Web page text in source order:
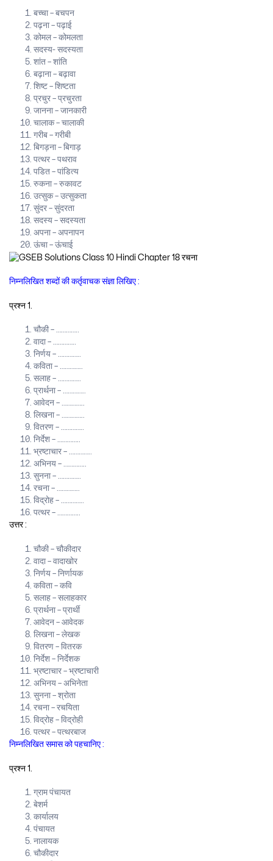
बच्चा – बचपन
पढ़ना – पढ़ाई
कोमल – कोमलता
सदस्य- सदस्यता
शांत – शांति
बढ़ाना – बढ़ावा
शिष्ट – शिष्टता
प्रचुर – प्रचुरता
जानना – जानकारी
चालाक – चालाकी
गरीब – गरीबी
बिगड़ना – बिगाड़
पत्थर – पथराव
पडित – पांडित्य
रुकना – रुकावट
उत्सुक – उत्सुकता
सुंदर – सुंदरता
सदस्य – सदस्यता
अपना – अपनापन
ऊंचा – ऊंचाई
निम्नलिखित शब्दों की कर्तृवाचक संज्ञा लिखिए :
प्रश्न 1.
चौकी – …………..
वादा – …………..
निर्णय – …………..
कविता – …………..
सलाह – …………..
प्रार्थना – …………..
आवेदन – …………..
लिखना – …………..
वितरण – …………..
निर्देश – …………..
भ्रष्टाचार – …………..
अभिनय – …………..
सुनना – …………..
रचना – …………..
विद्रोह – …………..
पत्थर – …………..
उत्तर :
चौकी – चौकीदार
वादा – वादाखोर
निर्णय – निर्णायक
कविता – कवि
सलाह – सलाहकार
प्रार्थना – प्रार्थी
आवेदन – आवेदक
लिखना – लेखक
वितरण – वितरक
निर्देश – निर्देशक
भ्रष्टाचार – भ्रष्टाचारी
अभिनय – अभिनेता
सुनना – श्रोता
रचना – रचयिता
विद्रोह – विद्रोही
पत्थर – पत्थरबाज
निम्नलिखित समास को पहचानिए :
प्रश्न 1.
ग्राम पंचायत
बेशर्म
कार्यालय
पंचायत
नालायक
चौकीदार